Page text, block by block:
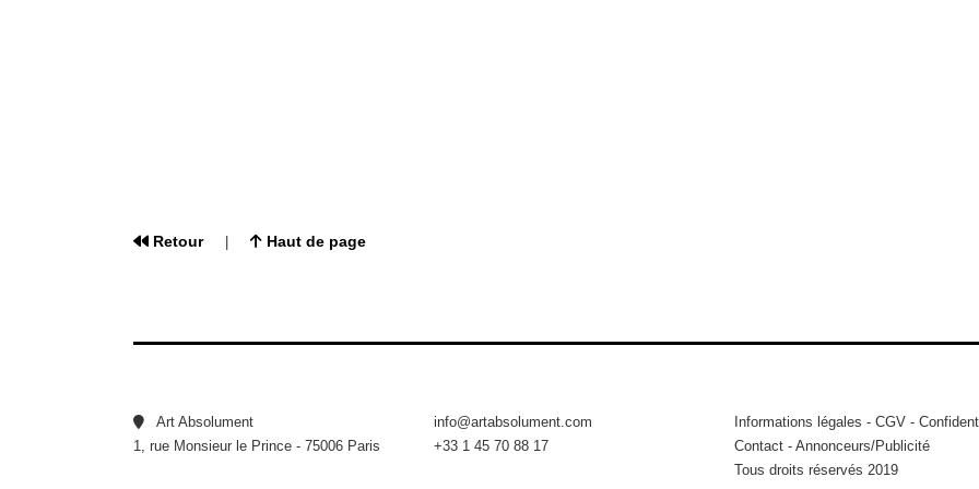
Retour| Haut de page
Art Absolument
1, rue Monsieur le Prince - 75006 Paris
info@artabsolument.com
+33 1 45 70 88 17
Informations légales - CGV -
Contact - Annonceurs/Publicité
Tous droits réservés 2019